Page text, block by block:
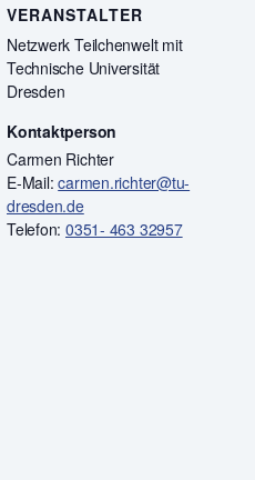
VERANSTALTER
Netzwerk Teilchenwelt mit
Technische Universität
Dresden
Kontaktperson
Carmen Richter
E-Mail:carmen.richter@tu-
dresden.de
Telefon: 0351- 463 32957